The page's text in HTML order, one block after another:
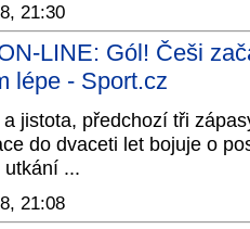
21:30
LINE: Gól! Češi
lépe - Sport.cz
jistota, předchozí tři
do dvaceti let bojuje o
utkání ...
21:08